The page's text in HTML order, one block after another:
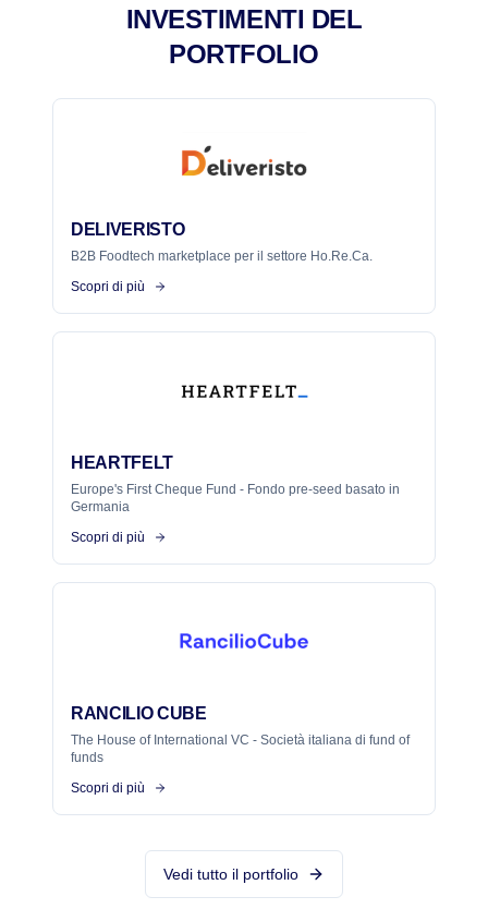
INVESTIMENTI DEL
PORTFOLIO
DELIVERISTO
B2B Foodtech marketplace per il settore Ho.Re.Ca.
Scopri di più
HEARTFELT
Europe's First Cheque Fund - Fondo pre-seed basato in
Germania
Scopri di più
RANCILIO CUBE
The House of International VC - Società italiana di fund of
funds
Scopri di più
Vedi tutto il portfolio